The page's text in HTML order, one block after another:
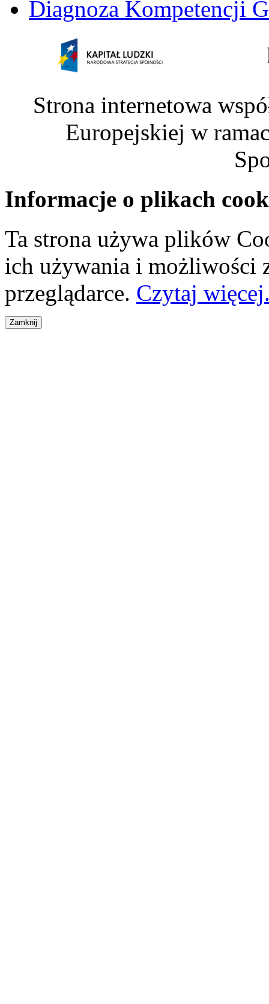
Diagnoza Kompetencji
Strona internetowa
Europejskiej w
Informacje o plikach
Ta strona używa plików
ich używania i możliwości
przeglądarce. Czytaj